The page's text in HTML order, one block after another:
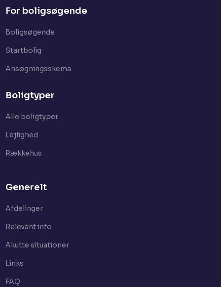
For boligsøgende
Boligsøgende
Startbolig​
Ansøgningsskema
Boligtyper
Alle boligtyper
Lejlighed
Rækkehus
Generelt
Afdelinger
Relevant info
Akutte situationer
Links
FAQ